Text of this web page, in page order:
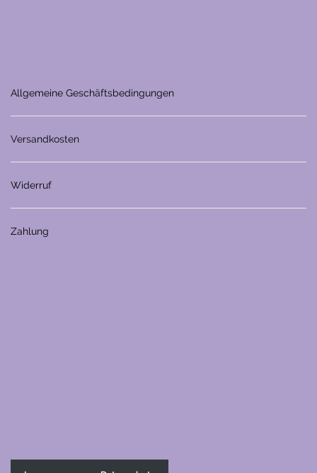
Allgemeine Geschäftsbedingungen
Versandkosten
Widerruf
Zahlung